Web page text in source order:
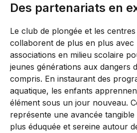
Des partenariats en
Le club de plongée et les centres
collaborent de plus en plus avec
associations en milieu scolaire
jeunes générations aux dangers
compris. En instaurant des
aquatique, les enfants
élément sous un jour nouveau.
représente une avancée
plus éduquée et sereine autour